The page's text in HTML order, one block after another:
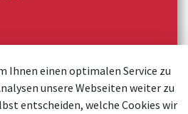
Ihnen einen optimalen Service zu
unsere Webseiten weiter zu
entscheiden, welche Cookies wir